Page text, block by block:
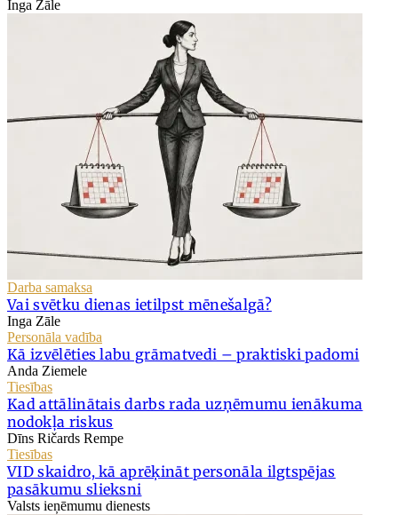
Inga Zāle
Darba samaksa
Vai svētku dienas ietilpst mēnešalgā?
Inga Zāle
Personāla vadība
Kā izvēlēties labu grāmatvedi – praktiski padomi
Anda Ziemele
Tiesības
Kad attālinātais darbs rada uzņēmumu ienākuma
nodokļa riskus
Dīns Ričards Rempe
Tiesības
VID skaidro, kā aprēķināt personāla ilgtspējas
pasākumu slieksni
Valsts ieņēmumu dienests